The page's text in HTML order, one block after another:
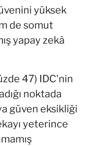
yüksek
de somut
yapay zekâ
47) IDC'nin
noktada
güven eksikliği
yeterince